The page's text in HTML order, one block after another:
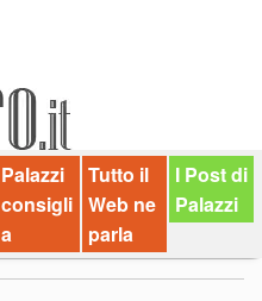
Palazzi
consigli
a
Tutto il
Web ne
parla
I Post di
Palazzi